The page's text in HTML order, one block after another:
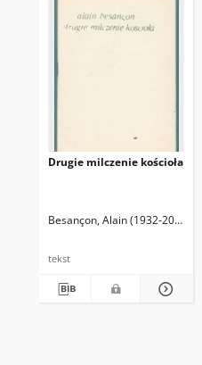
Drugie milczenie kościoła
Besançon, Alain (1932-2023)
tekst